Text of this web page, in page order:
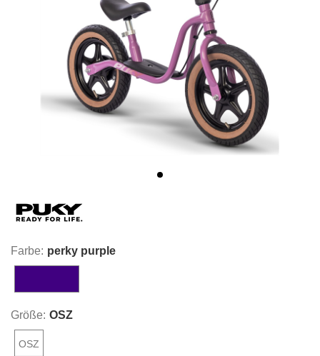
Farbe: perky purple
Größe: OSZ
OSZ